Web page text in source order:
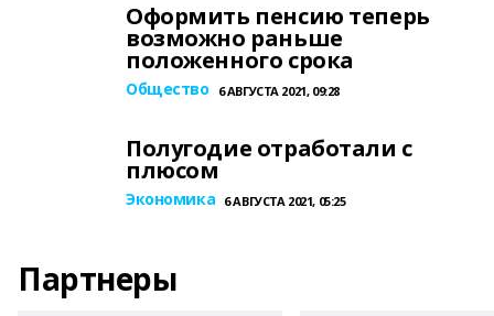
Оформить пенсию теперь
возможно раньше
положенного срока
Общество 6 АВГУСТА 2021, 09:28
Полугодие отработали с
плюсом
Экономика 6 АВГУСТА 2021, 05:25
Партнеры